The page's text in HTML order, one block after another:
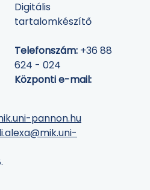
Digitális
tartalomkészítő
Telefonszám: +36 88
624 - 024
Központi e-mail:
pannon.hu